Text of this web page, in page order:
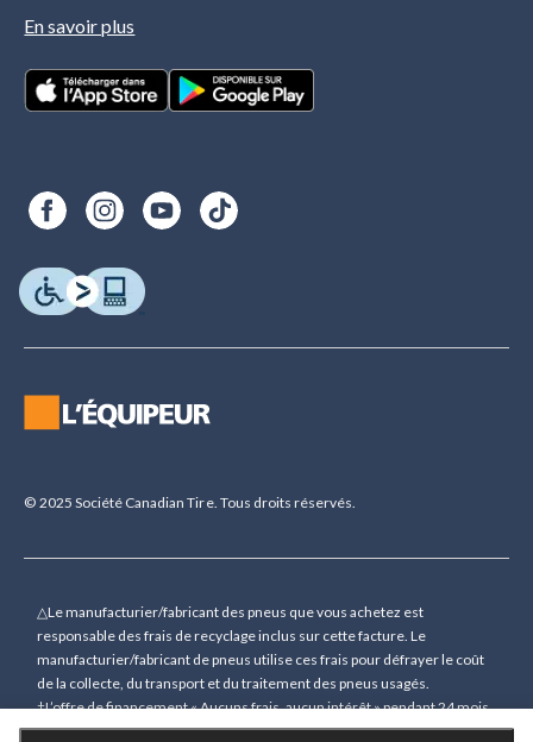
En savoir plus
© 2025 Société Canadian Tire. Tous droits réservés.
△Le manufacturier/fabricant des pneus que vous achetez est
responsable des frais de recyclage inclus sur cette facture. Le
manufacturier/fabricant de pneus utilise ces frais pour défrayer le coût
de la collecte, du transport et du traitement des pneus usagés.
†L’offre de financement « Aucuns frais, aucun intérêt » pendant 24 mois
(sauf indication contraire) n’est accordée que sur demande sous